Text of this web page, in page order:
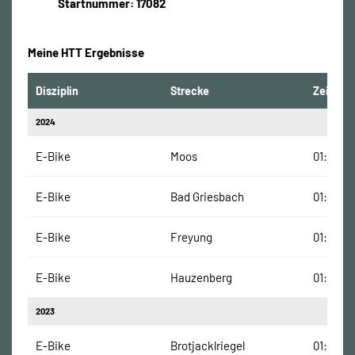
Startnummer: 17082
Meine HTT Ergebnisse
Disziplin Strecke Zeit
2024
E-Bike Moos
E-Bike Bad Griesbach
E-Bike Freyung
E-Bike Hauzenberg
2023
E-Bike Brotjacklriegel